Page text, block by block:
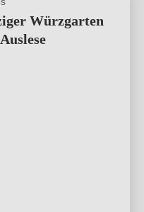
Würzgarten